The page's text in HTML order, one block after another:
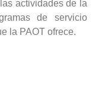
actividades de la
de servicio
la PAOT ofrece.